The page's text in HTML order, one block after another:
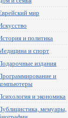
мир
и политика
и спорт
издания
и
и экономика
мемуары,